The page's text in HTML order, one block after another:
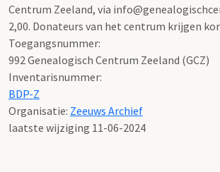
Centrum Zeeland, via
2,00. Donateurs van het centrum krijgen
Toegangsnummer:
992 Genealogisch Centrum Zeeland (GCZ)
Inventarisnummer:
BDP-Z
Organisatie: Zeeuws Archief
laatste wijziging 11-06-2024